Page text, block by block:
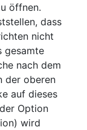
öffnen.
dass
nicht
gesamte
nach dem
der oberen
auf dieses
Option
wird